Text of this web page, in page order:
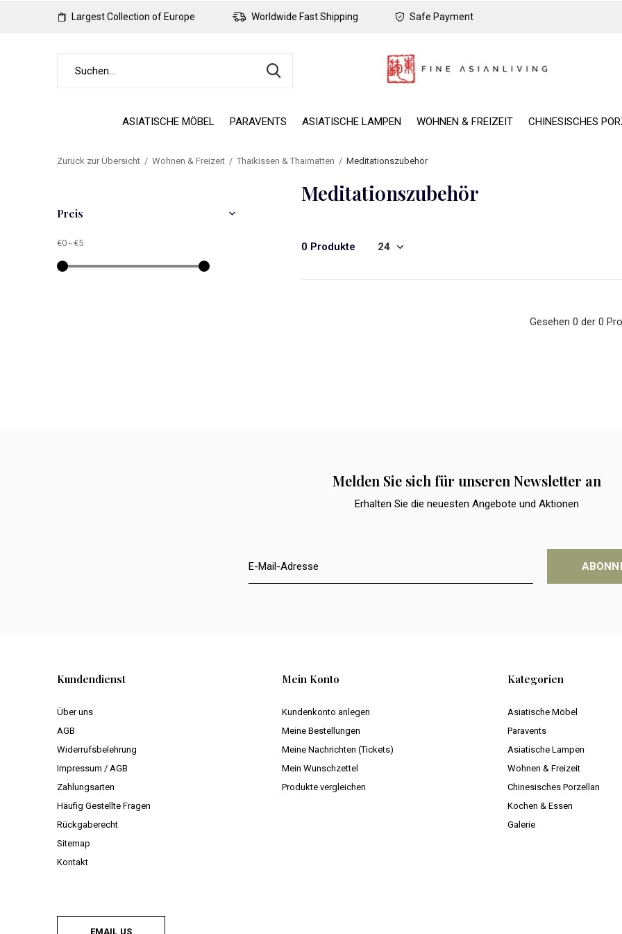
ASIATISCHE MÖBEL PARAVENTS ASIATISCHE LAMPEN WOHNEN & FREIZEIT CHINESISCHES
Largest Collection of Europe Worldwide Fast Shipping Safe Payment
Zurück zur Übersicht Wohnen & Freizeit Thaikissen & Thaimatten Meditationszubehör
Meditationszubehör
0 Produkte
Gesehen 0 der 0
Preis
€0 - €5
Melden Sie sich für unseren Newsletter an
Erhalten Sie die neuesten Angebote und Aktionen
Kundendienst
Über uns
AGB
Widerrufsbelehrung
Impressum / AGB
Zahlungsarten
Häufig Gestellte Fragen
Rückgaberecht
Sitemap
Kontakt
Mein Konto
Kundenkonto anlegen
Meine Bestellungen
Meine Nachrichten (Tickets)
Mein Wunschzettel
Produkte vergleichen
Kategorien
Asiatische Möbel
Paravents
Asiatische Lampen
Wohnen & Freizeit
Chinesisches Porzellan
Kochen & Essen
Galerie
EMAIL US